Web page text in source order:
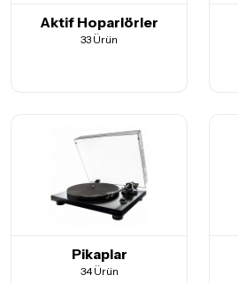
Aktif Hoparlörler
33 Ürün
Pikaplar
34 Ürün